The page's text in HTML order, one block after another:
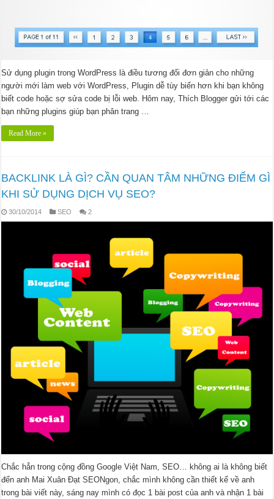
Sử dụng plugin trong WordPress là điều tương đối đơn giản cho những
người mới làm web với WordPress, Plugin dễ tùy biến hơn khi bạn không
biết code hoặc sợ sửa code bị lỗi web. Hôm nay, Thích Blogger gửi tới các
bạn những plugins giúp bạn phân trang …
Read More »
BACKLINK LÀ GÌ? CẦN QUAN TÂM NHỮNG ĐIỂM GÌ
KHI SỬ DỤNG DỊCH VỤ SEO?
30/10/2014 SEO 2
Chắc hẳn trong cộng đồng Google Việt Nam, SEO… không ai là không biết
đến anh Mai Xuân Đạt SEONgon, chắc mình không cần thiết kể về anh
trong bài viết này, sáng nay mình có đọc 1 bài post của anh và nhận 1 bài